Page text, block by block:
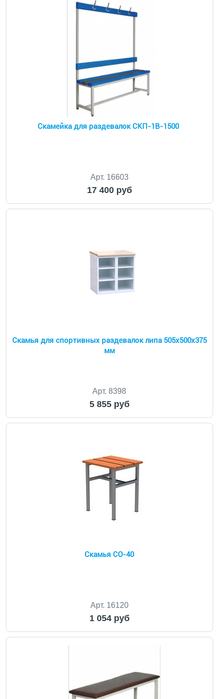
Скамейка для раздевалок CКП-1В-1500
Арт. 16603
17 400 руб
Cкамья для спортивных раздевалок липа 505x500x375
мм
Арт. 8398
5 855 руб
Скамья СО-40
Арт. 16120
1 054 руб